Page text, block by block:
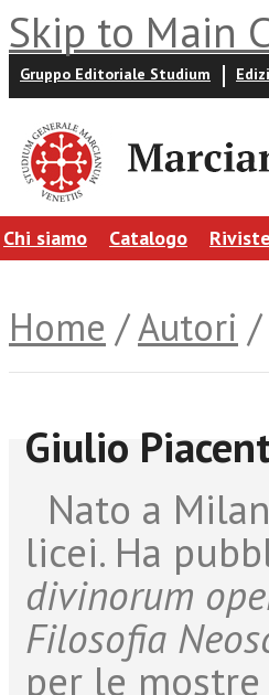
Skip to Main
Gruppo Editoriale Studium
Chi siamo Catalogo Riviste
Home /Autori /
Giulio
Nato a
licei. Ha
divinorum
Filosofia
per le mostre